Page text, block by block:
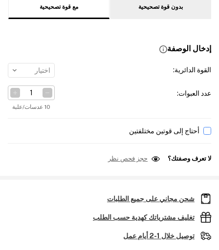
بدون قوة تصحيحية مع قوة تصحيحية
إدخال الوصفة
القوة الدائرية: اختيار
عدد العبوات:
10 عدسات/علبة
أحتاج إلى قوتين مختلفتين
لا تعرف وصفتك؟ حجز فحص نظر
شحن مجاني على جميع الطلبات
تغليف مشترياتك كهدية حسب الطلب
توصيل خلال 1-2 أيام عمل